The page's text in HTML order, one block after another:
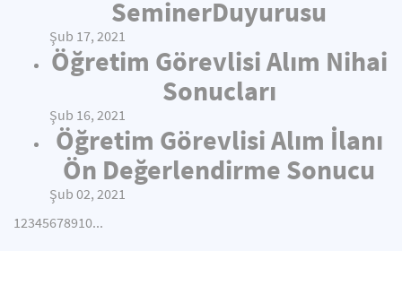
SeminerDuyurusu
Şub 17, 2021
Öğretim Görevlisi Alım Nihai
Sonucları
Şub 16, 2021
Öğretim Görevlisi Alım İlanı
Ön Değerlendirme Sonucu
Şub 02, 2021
12345678910...